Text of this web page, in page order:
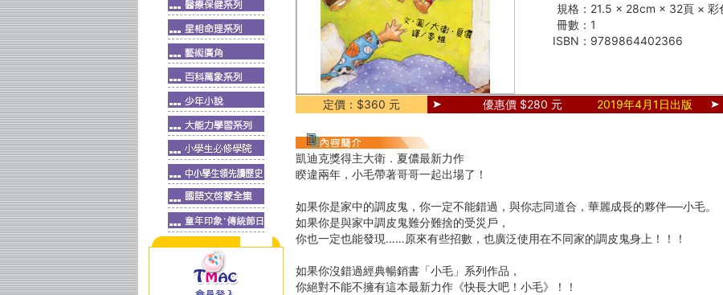
規格： 21.5 × 28cm × 32頁 × 彩
冊數： 1
ISBN： 9789864402366
定價：$360 元 優惠價 $280 元 2019年4月1日出版
凱迪克獎得主大衛．夏儂最新力作
睽違兩年，小毛帶著哥哥一起出場了！
如果你是家中的調皮鬼，你一定不能錯過，與你志同道合，華麗成長的夥伴──小毛。
如果你是與家中調皮鬼難分難捨的受災戶，
你也一定也能發現……原來有些招數，也廣泛使用在不同家的調皮鬼身上！！！
如果你沒錯過經典暢銷書「小毛」系列作品，
你絕對不能不擁有這本最新力作《快長大吧！小毛》！！